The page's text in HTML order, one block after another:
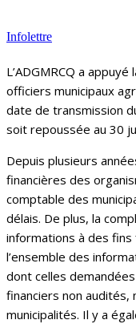
Infolettre
L’ADGMRCQ a
officiers municipaux
date de transmission
soit repoussée au 30
Depuis plusieurs
financières des
comptable des
délais. De plus, la
informations à des fins
l’ensemble des
dont celles
financiers non audités,
municipalités. Il y a